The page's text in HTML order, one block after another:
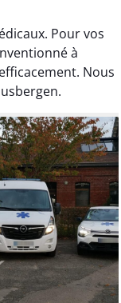
Pour vos
à
Nous
Ferrand
2024
ponctuel et
très attentionné.
du service.